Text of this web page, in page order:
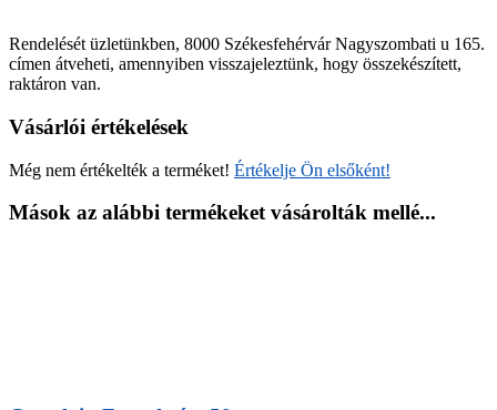
Rendelését üzletünkben, 8000 Székesfehérvár Nagyszombati u 165.
címen átveheti, amennyiben visszajeleztünk, hogy összekészített,
raktáron van.
Vásárlói értékelések
Még nem értékelték a terméket! Értékelje Ön elsőként!
Mások az alábbi termékeket vásárolták mellé...